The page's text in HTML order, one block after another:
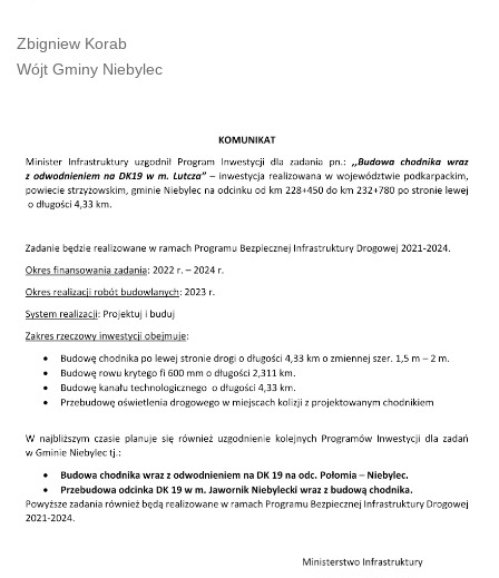
Zbigniew Korab
Wójt Gminy Niebylec